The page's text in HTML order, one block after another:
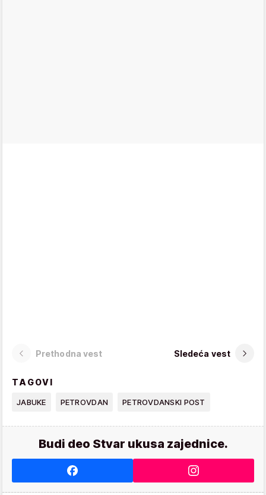
Prethodna vest Sledeća vest
TAGOVI
JABUKE PETROVDAN PETROVDANSKI POST
Budi deo Stvar ukusa zajednice.